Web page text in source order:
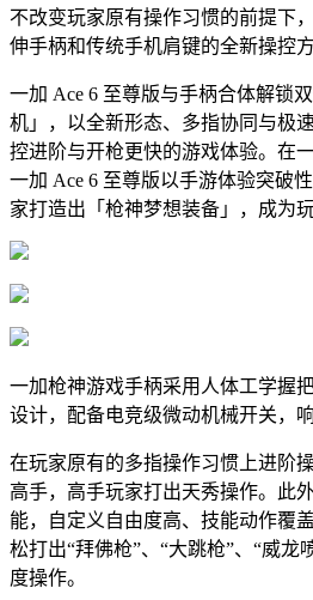
不改变玩家原有操作习惯的前提下
伸手柄和传统手机肩键的全新操控方
一加 Ace 6 至尊版与手柄合体解锁
机」，以全新形态、多指协同与极
控进阶与开枪更快的游戏体验。在
一加 Ace 6 至尊版以手游体验突破
家打造出「枪神梦想装备」，成为
一加枪神游戏手柄采用人体工学握
设计，配备电竞级微动机械开关，响
在玩家原有的多指操作习惯上进阶
高手，高手玩家打出天秀操作。此
能，自定义自由度高、技能动作覆
松打出“拜佛枪”、“大跳枪”、“威龙
度操作。